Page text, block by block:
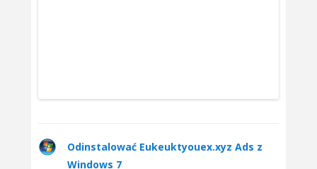
Odinstalować Eukeuktyouex.xyz Ads z
Windows 7